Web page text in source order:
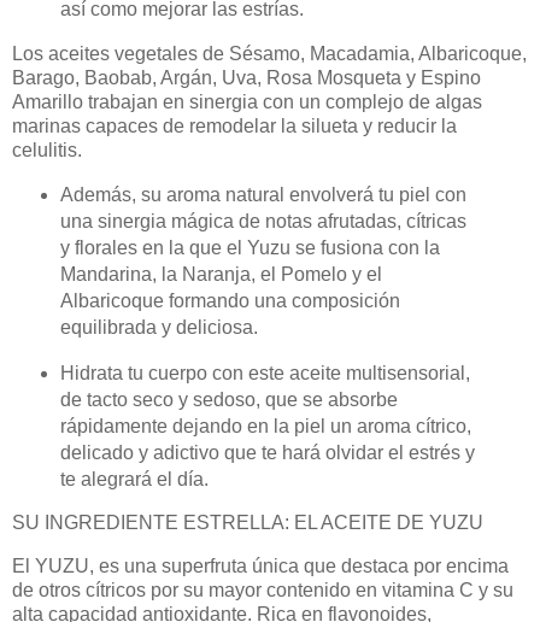
así como mejorar las estrías.
Los aceites vegetales de Sésamo, Macadamia, Albaricoque,
Barago, Baobab, Argán, Uva, Rosa Mosqueta y Espino
Amarillo trabajan en sinergia con un complejo de algas
marinas capaces de remodelar la silueta y reducir la
celulitis.
Además, su aroma natural envolverá tu piel con
una sinergia mágica de notas afrutadas, cítricas
y florales en la que el Yuzu se fusiona con la
Mandarina, la Naranja, el Pomelo y el
Albaricoque formando una composición
equilibrada y deliciosa.
Hidrata tu cuerpo con este aceite multisensorial,
de tacto seco y sedoso, que se absorbe
rápidamente dejando en la piel un aroma cítrico,
delicado y adictivo que te hará olvidar el estrés y
te alegrará el día.
SU INGREDIENTE ESTRELLA: EL ACEITE DE YUZU
El YUZU, es una superfruta única que destaca por encima
de otros cítricos por su mayor contenido en vitamina C y su
alta capacidad antioxidante. Rica en flavonoides,